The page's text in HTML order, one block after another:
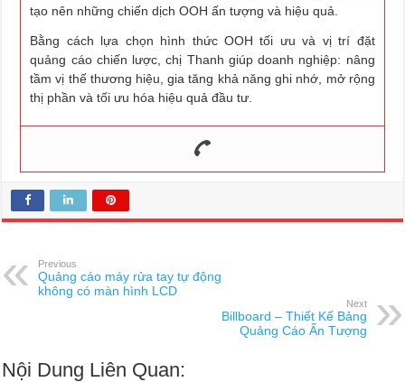
tạo nên những chiến dịch OOH ấn tượng và hiệu quả.
Bằng cách lựa chọn hình thức OOH tối ưu và vị trí đặt
quảng cáo chiến lược, chị Thanh giúp doanh nghiệp: nâng
tầm vị thế thương hiệu, gia tăng khả năng ghi nhớ, mở rộng
thị phần và tối ưu hóa hiệu quả đầu tư.
Previous
Quảng cáo máy rửa tay tự động
không có màn hình LCD
Next
Billboard – Thiết Kế Bảng
Quảng Cáo Ấn Tượng
Nội Dung Liên Quan: